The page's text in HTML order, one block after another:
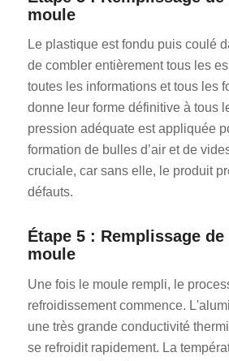
moule
Le plastique est fondu puis coulé
de combler entièrement tous les
toutes les informations et tous les
donne leur forme définitive à tous
pression adéquate est appliquée
formation de bulles d’air et de
cruciale, car sans elle, le produit
défauts.
Étape 5 : Remplissage
moule
Une fois le moule rempli, le
refroidissement commence.
une très grande conductivité
se refroidit rapidement. La